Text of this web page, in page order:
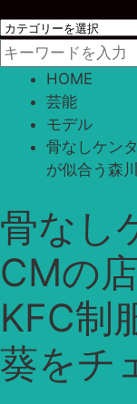
カ
テ
ゴ
HOME
芸能
モデル
骨なしケン
が似合う森
骨なし
CMの
KFC制
葵をチ